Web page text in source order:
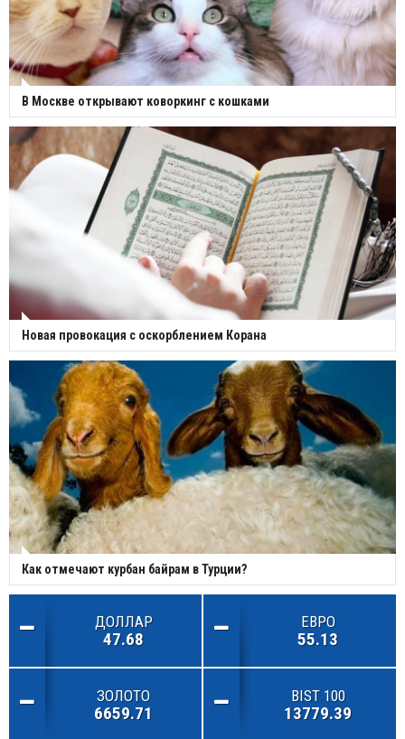
В Москве открывают коворкинг с кошками
Новая провокация с оскорблением Корана
Как отмечают курбан байрам в Турции?
ДОЛЛАР
47.68
ЕВРО
55.13
ЗОЛОТО
6659.71
BIST 100
13779.39